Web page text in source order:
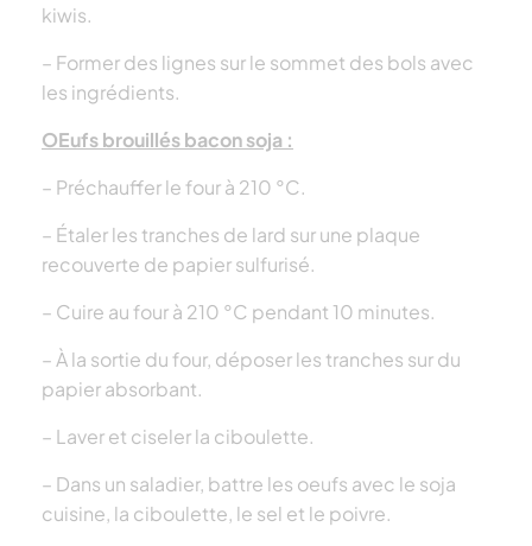
kiwis.
– Former des lignes sur le sommet des bols avec
les ingrédients.
OEufs brouillés bacon soja :
– Préchauffer le four à 210 °C.
– Étaler les tranches de lard sur une plaque
recouverte de papier sulfurisé.
– Cuire au four à 210 °C pendant 10 minutes.
– À la sortie du four, déposer les tranches sur du
papier absorbant.
– Laver et ciseler la ciboulette.
– Dans un saladier, battre les oeufs avec le soja
cuisine, la ciboulette, le sel et le poivre.